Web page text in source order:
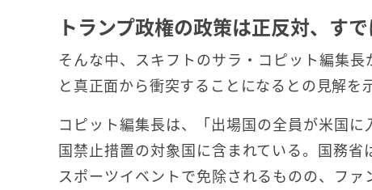
トランプ政権の政策は正反対、す
そんな中、スキフトのサラ・コピット編集
と真正面から衝突することになるとの見解を
コピット編集長は、「出場国の全員が米国
国禁止措置の対象国に含まれている。国務
スポーツイベントで免除されるものの、フ